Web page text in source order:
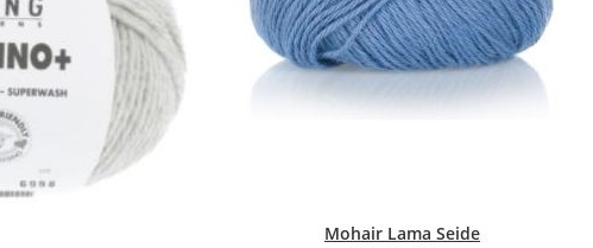
Mohair Lama Seide